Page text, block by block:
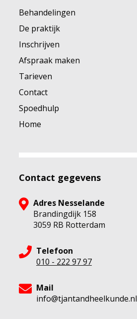
Behandelingen
De praktijk
Inschrijven
Afspraak maken
Tarieven
Contact
Spoedhulp
Home
Contact gegevens
Adres Nesselande
Brandingdijk 158
3059 RB Rotterdam
Telefoon
010 - 222 97 97
Mail
info@tjantandheelkunde.nl